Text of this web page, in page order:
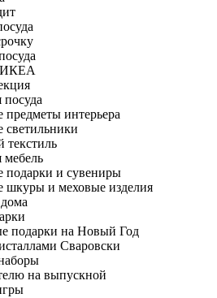
ИКЕА
посуда
предметы интерьера
светильники
текстиль
мебель
подарки и сувениры
шкуры и меховые изделия
подарки на Новый Год
Сваровски
на выпускной